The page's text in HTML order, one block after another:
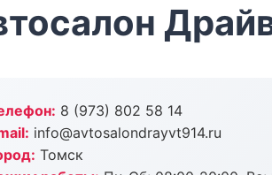
8 (973) 802 58 14
info@avtosalondrayvt914.ru
Томск